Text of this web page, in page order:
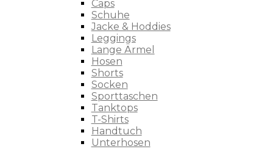
Caps
Schuhe
Jacke & Hoddies
Leggings
Lange Ärmel
Hosen
Shorts
Socken
Sporttaschen
Tanktops
T-Shirts
Handtuch
Unterhosen